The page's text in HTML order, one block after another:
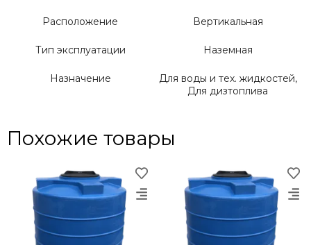
Расположение Вертикальная
Тип эксплуатации Наземная
Назначение
Для воды и тех. жидкостей,
Для дизтоплива
Похожие товары